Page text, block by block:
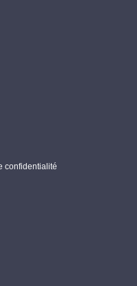
confidentialité